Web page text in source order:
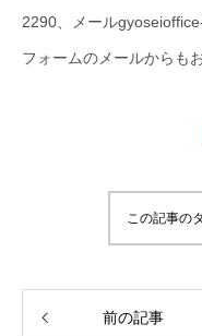
2290、メール
フォームのメールからも
この記事の
前の記事